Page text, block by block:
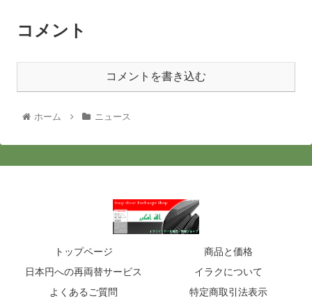
コメント
コメントを書き込む
ホーム ニュース
トップページ
商品と価格
日本円への再両替サービス
イラクについて
よくあるご質問
特定商取引法表示